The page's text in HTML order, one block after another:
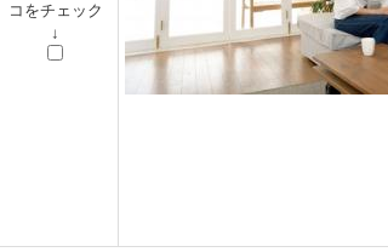
コをチェック
↓